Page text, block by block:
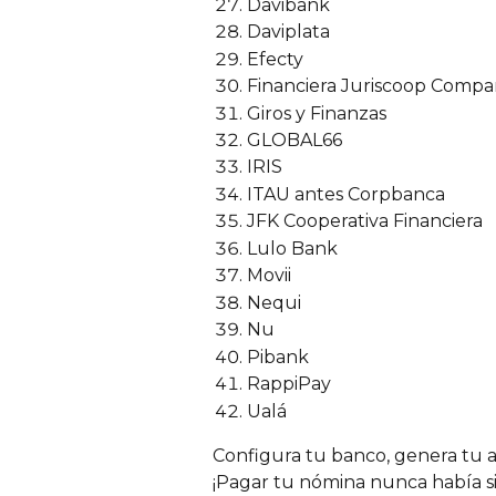
Davibank
Daviplata
Efecty
Financiera Juriscoop
Giros y Finanzas
GLOBAL66
IRIS
ITAU antes Corpbanca
JFK Cooperativa Financiera
Lulo Bank
Movii
Nequi
Nu
Pibank
RappiPay
Ualá
Configura tu banco, genera tu
¡Pagar tu nómina nunca había